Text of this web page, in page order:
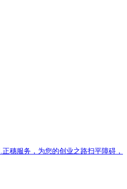
穗服务，为您的创业之路扫平障碍，